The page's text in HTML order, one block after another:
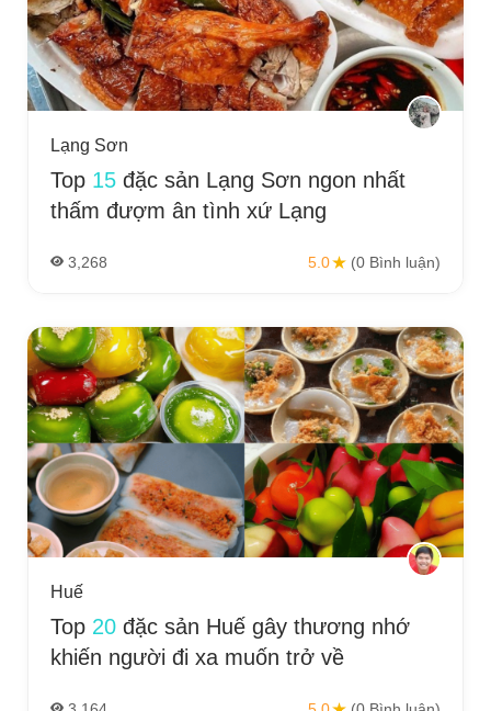
Lạng Sơn
Top 15 đặc sản Lạng Sơn ngon nhất
thấm đượm ân tình xứ Lạng
3,268 5.0 (0 Bình luận)
Huế
Top 20 đặc sản Huế gây thương nhớ
khiến người đi xa muốn trở về